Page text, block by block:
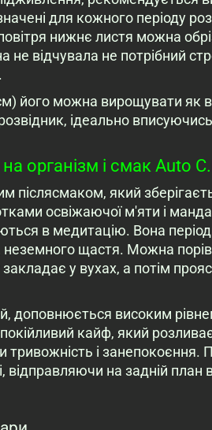
для кожного періоду
нижнє листя можна
не відчувала не потрібний
його можна вирощувати як в
ідеально
організм і смак Auto
який
освіжаючої м'яти і
в медитацію. Вона
щастя. Можна
у вухах, а потім
доповнюється високим
кайф, який
і
на задній план